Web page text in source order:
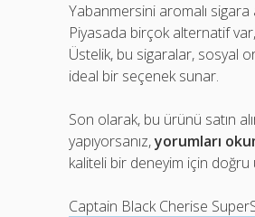
Yabanmersini aromalı sigara
Piyasada birçok alternatif
Üstelik, bu sigaralar, sosyal
ideal bir seçenek sunar.
Son olarak, bu ürünü satın
yapıyorsanız,yorumları
kaliteli bir deneyim için
Captain Black Cherise